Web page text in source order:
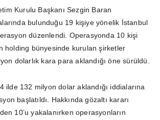
Kurulu Başkanı Sezgin Baran
bulunduğu 19 kişiye yönelik İstanbul
düzenlendi. Operasyonda 10 kişi
holding bünyesinde kurulan şirketler
dolarlık kara para aklandığı öne sürüldü.
ilde 132 milyon dolar aklandığı iddialarına
başlatıldı. Hakkında gözaltı kararı
10’u yakalanırken operasyonların